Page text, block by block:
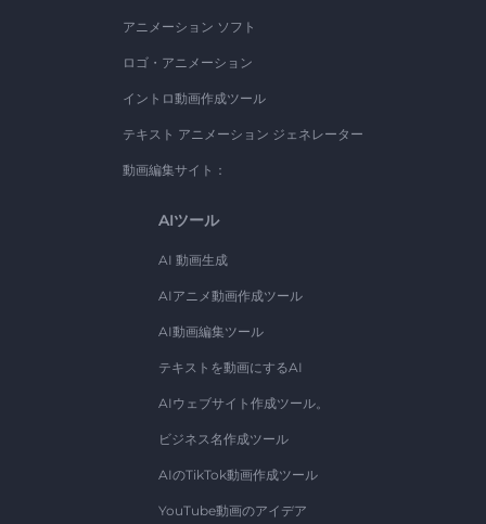
アニメーション ソフト
ロゴ・アニメーション
イントロ動画作成ツール
テキスト アニメーション ジェネレーター
動画編集サイト：
AIツール
AI 動画生成
AIアニメ動画作成ツール
AI動画編集ツール
テキストを動画にするAI
AIウェブサイト作成ツール。
ビジネス名作成ツール
AIのTikTok動画作成ツール
YouTube動画のアイデア